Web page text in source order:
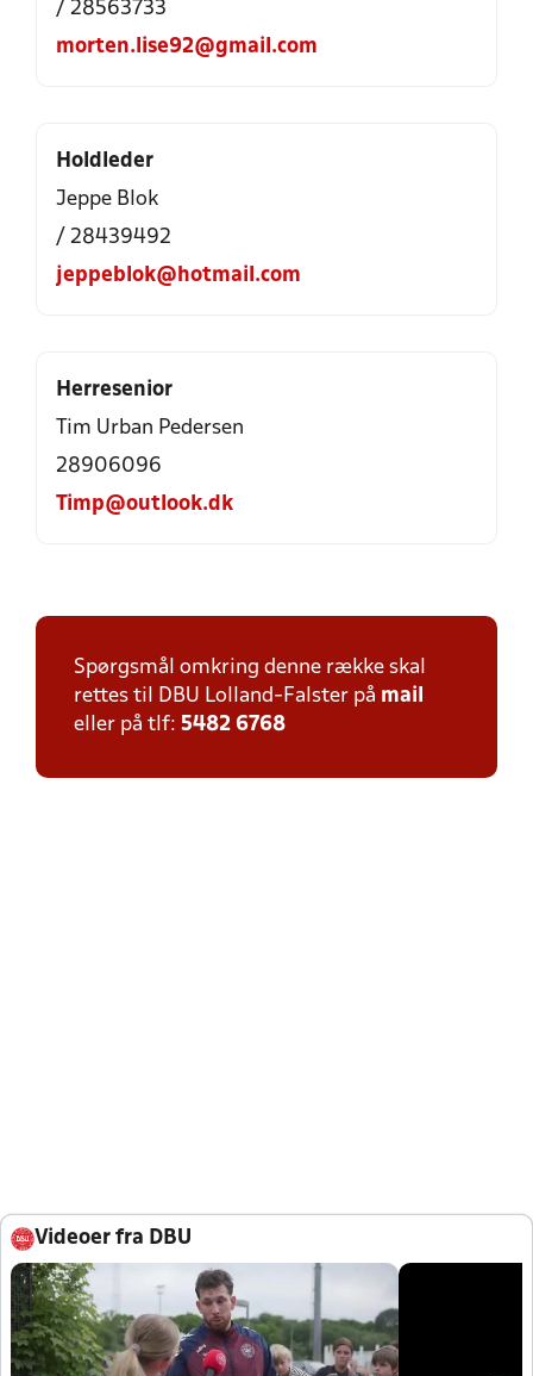
/ 28563733
morten.lise92@gmail.com
Holdleder
Jeppe Blok
/ 28439492
jeppeblok@hotmail.com
Herresenior
Tim Urban Pedersen
28906096
Timp@outlook.dk
Spørgsmål omkring denne række skal
rettes til DBU Lolland-Falster på mail
eller på tlf: 5482 6768
Videoer fra DBU